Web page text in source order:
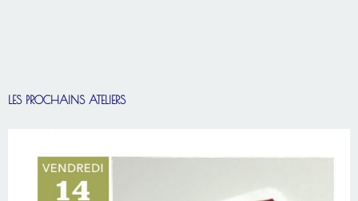
LES PROCHAINS ATELIERS